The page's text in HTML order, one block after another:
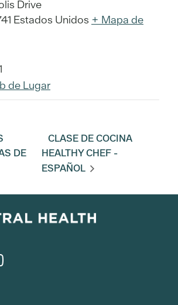
Drive
Estados Unidos + Mapa de
de Lugar
DE
CLASE DE COCINA
HEALTHY CHEF -
ESPAÑOL